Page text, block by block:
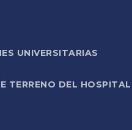
UNIVERSITARIAS
TERRENO DEL HOSPITAL